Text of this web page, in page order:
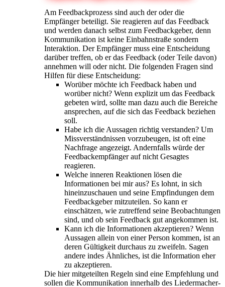
Am Feedbackprozess sind auch der oder die
Empfänger beteiligt. Sie reagieren auf das Feedback
und werden danach selbst zum Feedbackgeber, denn
Kommunikation ist keine Einbahnstraße sondern
Interaktion. Der Empfänger muss eine Entscheidung
darüber treffen, ob er das Feedback (oder Teile davon)
annehmen will oder nicht. Die folgenden Fragen sind
Hilfen für diese Entscheidung:
Worüber möchte ich Feedback haben und
worüber nicht? Wenn explizit um das Feedback
gebeten wird, sollte man dazu auch die Bereiche
ansprechen, auf die sich das Feedback beziehen
soll.
Habe ich die Aussagen richtig verstanden? Um
Missverständnissen vorzubeugen, ist oft eine
Nachfrage angezeigt. Andernfalls würde der
Feedbackempfänger auf nicht Gesagtes
reagieren.
Welche inneren Reaktionen lösen die
Informationen bei mir aus? Es lohnt, in sich
hineinzuschauen und seine Empfindungen dem
Feedbackgeber mitzuteilen. So kann er
einschätzen, wie zutreffend seine Beobachtungen
sind, und ob sein Feedback gut angekommen ist.
Kann ich die Informationen akzeptieren? Wenn
Aussagen allein von einer Person kommen, ist an
deren Gültigkeit durchaus zu zweifeln. Sagen
andere indes Ähnliches, ist die Information eher
zu akzeptieren.
Die hier mitgeteilten Regeln sind eine Empfehlung und
sollen die Kommunikation innerhalb des Liedermacher-